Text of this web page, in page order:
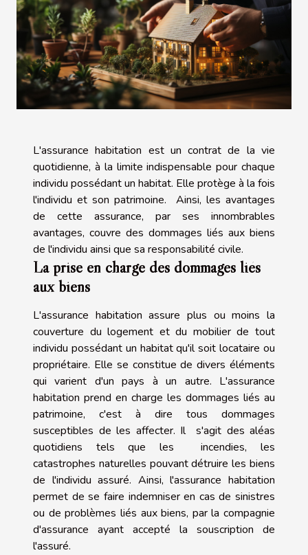
L'assurance habitation est un contrat de la vie
quotidienne, à la limite indispensable pour chaque
individu possédant un habitat. Elle protège à la fois
l'individu et son patrimoine. Ainsi, les avantages
de cette assurance, par ses innombrables
avantages, couvre des dommages liés aux biens
de l'individu ainsi que sa responsabilité civile.
La prise en charge des dommages liés
aux biens
L'assurance habitation assure plus ou moins la
couverture du logement et du mobilier de tout
individu possédant un habitat qu'il soit locataire ou
propriétaire. Elle se constitue de divers éléments
qui varient d'un pays à un autre. L'assurance
habitation prend en charge les dommages liés au
patrimoine, c'est à dire tous dommages
susceptibles de les affecter. Il s'agit des aléas
quotidiens tels que les incendies, les
catastrophes naturelles pouvant détruire les biens
de l'individu assuré. Ainsi, l'assurance habitation
permet de se faire indemniser en cas de sinistres
ou de problèmes liés aux biens, par la compagnie
d'assurance ayant accepté la souscription de
l'assuré.